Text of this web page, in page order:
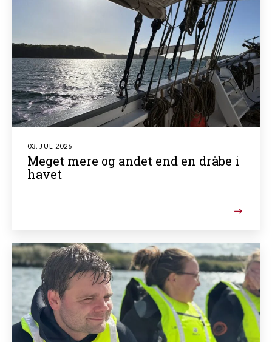
03. JUL 2026
Meget mere og andet end en dråbe i
havet